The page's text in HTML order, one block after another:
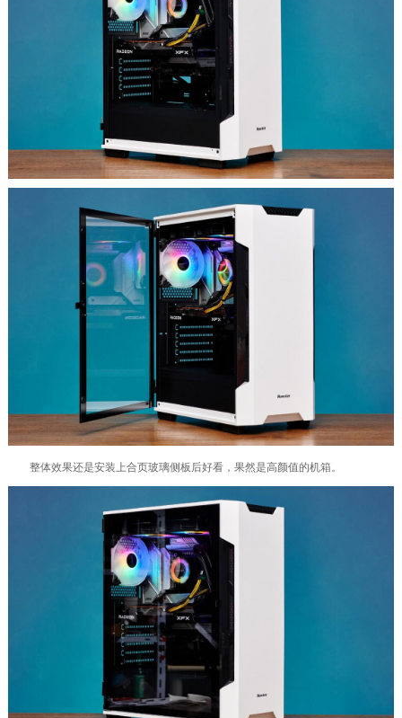
整体效果还是安装上合页玻璃侧板后好看，果然是高颜值的机箱。